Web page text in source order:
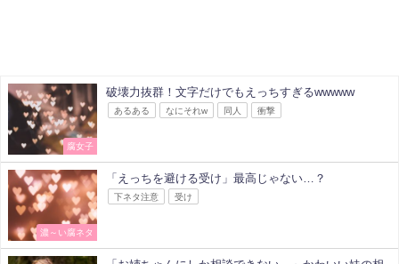
腐女子
破壊力抜群！文字だけでもえっちすぎるwwwww
あるある なにそれw 同人 衝撃
濃～い腐ネタ
「えっちを避ける受け」最高じゃない…？
下ネタ注意 受け